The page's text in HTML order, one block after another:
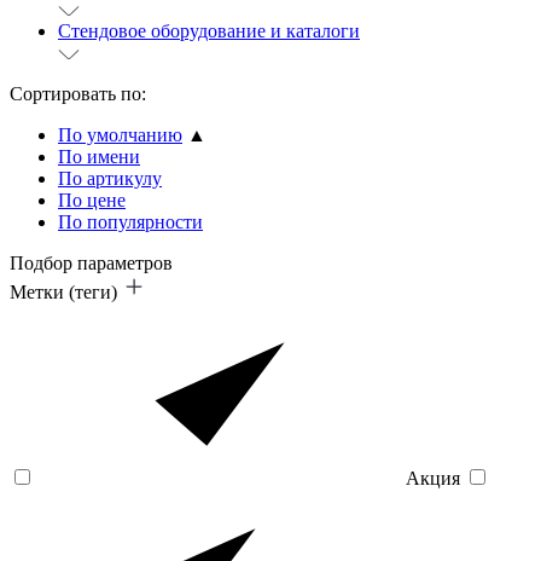
Стендовое оборудование и каталоги
Сортировать по:
По умолчанию ▲
По имени
По артикулу
По цене
По популярности
Подбор параметров
Метки (теги)
Акция